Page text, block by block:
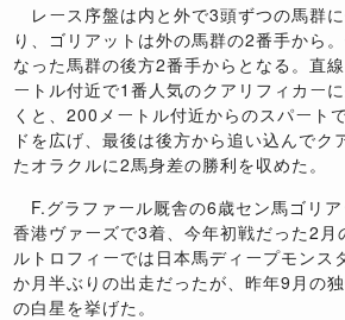
レース序盤は内と外で3頭ずつの馬群
り、ゴリアットは外の馬群の2番手から
なった馬群の後方2番手からとなる。直
ートル付近で1番人気のクアリフィカー
くと、200 メートル付近からのスパート
ドを広げ、最後は後方から追い込んでク
たオラクルに2馬身差の勝利を収めた。
F.グラファール厩舎の6歳セン馬ゴリ
香港ヴァーズで3着、今年初戦だった2 月
ルトロフィーでは日本馬ディープモンス
か月半ぶりの出走だったが、昨年9 月の独
の白星を挙げた。